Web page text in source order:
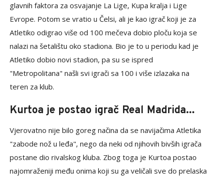
glavnih faktora za osvajanje La Lige, Kupa kralja i Lige
Evrope. Potom se vratio u Čelsi, ali je kao igrač koji je za
Atletiko odigrao više od 100 mečeva dobio ploču koja se
nalazi na šetalištu oko stadiona. Bio je to u periodu kad je
Atletiko dobio novi stadion, pa su se ispred
"Metropolitana" našli svi igrači sa 100 i više izlazaka na
teren za klub.
Kurtoa je postao igrač Real Madrida...
Vjerovatno nije bilo goreg načina da se navijačima Atletika
"zabode nož u leđa", nego da neki od njihovih bivših igrača
postane dio rivalskog kluba. Zbog toga je Kurtoa postao
najomraženiji među onima koji su ga veličali sve do prelaska